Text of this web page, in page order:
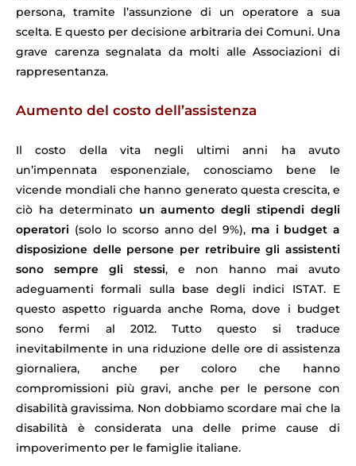
persona, tramite l’assunzione di un operatore a sua
scelta. E questo per decisione arbitraria dei Comuni. Una
grave carenza segnalata da molti alle Associazioni di
rappresentanza.
Aumento del costo dell’assistenza
Il costo della vita negli ultimi anni ha avuto
un’impennata esponenziale, conosciamo bene le
vicende mondiali che hanno generato questa crescita, e
ciò ha determinato un aumento degli stipendi degli
operatori (solo lo scorso anno del 9%), ma i budget a
disposizione delle persone per retribuire gli assistenti
sono sempre gli stessi, e non hanno mai avuto
adeguamenti formali sulla base degli indici ISTAT. E
questo aspetto riguarda anche Roma, dove i budget
sono fermi al 2012. Tutto questo si traduce
inevitabilmente in una riduzione delle ore di assistenza
giornaliera, anche per coloro che hanno
compromissioni più gravi, anche per le persone con
disabilità gravissima. Non dobbiamo scordare mai che la
disabilità è considerata una delle prime cause di
impoverimento per le famiglie italiane.